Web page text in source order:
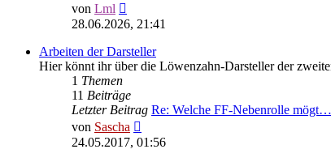
von Lml
Beitrag
28.06.2026, 21:41
Arbeiten der Darsteller
Hier könnt ihr über die Löwenzahn-Darsteller der
1 Themen
11 Beiträge
Letzter Beitrag Re: Welche FF-Nebenrolle mögt…
von Sascha
Beitrag
24.05.2017, 01:56